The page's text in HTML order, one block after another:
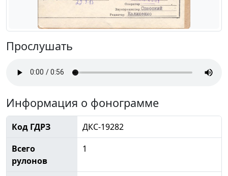
Прослушать
Информация о фонограмме
Код ГДРЗ
ДКС-19282
Всего
рулонов
1